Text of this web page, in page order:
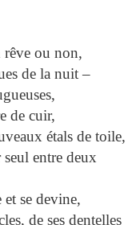
rêve ou non,
de la nuit –
de cuir,
étals de toile,
entre deux
se devine,
de ses dentelles